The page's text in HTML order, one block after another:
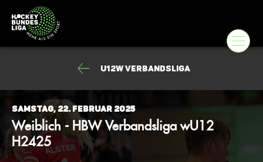
U12w Verbandsliga
Samstag, 22. Februar 2025
Weiblich - HBW Verbandsliga wU12
H2425